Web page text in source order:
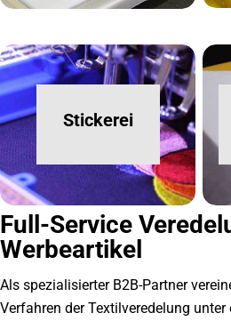
Stickerei
Full-Service
Werbeartikel
Als spezialisierter B2B-Partner
Verfahren der Textilveredelung